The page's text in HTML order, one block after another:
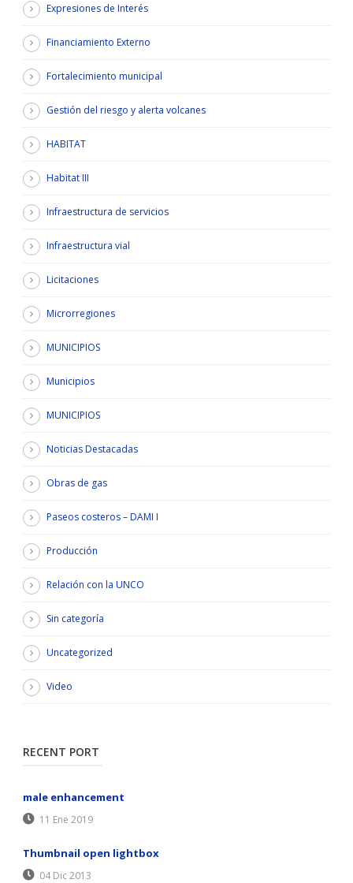
Expresiones de Interés
Financiamiento Externo
Fortalecimiento municipal
Gestión del riesgo y alerta volcanes
HABITAT
Habitat III
Infraestructura de servicios
Infraestructura vial
Licitaciones
Microrregiones
MUNICIPIOS
Municipios
MUNICIPIOS
Noticias Destacadas
Obras de gas
Paseos costeros – DAMI I
Producción
Relación con la UNCO
Sin categoría
Uncategorized
Video
RECENT PORT
male enhancement
11 Ene 2019
Thumbnail open lightbox
04 Dic 2013